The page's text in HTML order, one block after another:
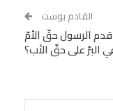
VK
Viber
القادم بوست
قدم الرسول حقّ الأمّ
البرّ على حقّ الأب؟